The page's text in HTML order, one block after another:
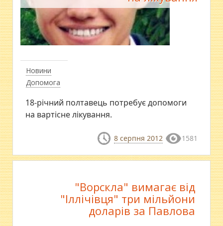
Новини
Допомога
18-річний полтавець потребує допомоги
на вартісне лікування.
8 серпня 2012 1581
"Ворскла" вимагає від
"Іллічівця" три мільйони
доларів за Павлова